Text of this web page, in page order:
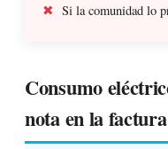
Si la comunidad lo
Consumo
nota en la factura